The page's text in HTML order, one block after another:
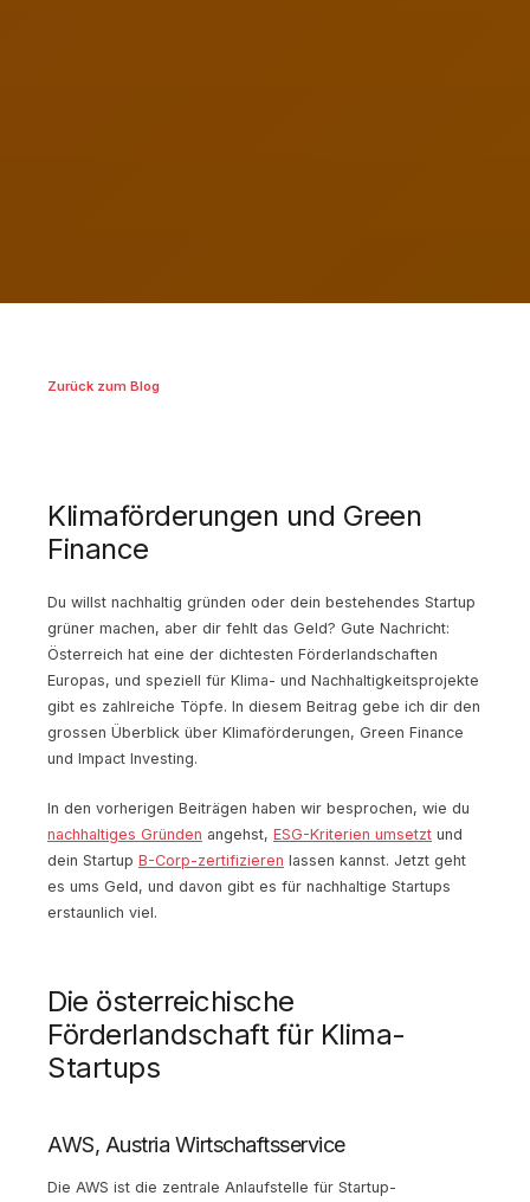
Zurück zum Blog
Klimaförderungen und Green
Finance
Du willst nachhaltig gründen oder dein bestehendes Startup
grüner machen, aber dir fehlt das Geld? Gute Nachricht:
Österreich hat eine der dichtesten Förderlandschaften
Europas, und speziell für Klima- und Nachhaltigkeitsprojekte
gibt es zahlreiche Töpfe. In diesem Beitrag gebe ich dir den
grossen Überblick über Klimaförderungen, Green Finance
und Impact Investing.
In den vorherigen Beiträgen haben wir besprochen, wie du
nachhaltiges Gründen angehst, ESG-Kriterien umsetzt und
dein Startup B-Corp-zertifizieren lassen kannst. Jetzt geht
es ums Geld, und davon gibt es für nachhaltige Startups
erstaunlich viel.
Die österreichische
Förderlandschaft für Klima-
Startups
AWS, Austria Wirtschaftsservice
Die AWS ist die zentrale Anlaufstelle für Startup-